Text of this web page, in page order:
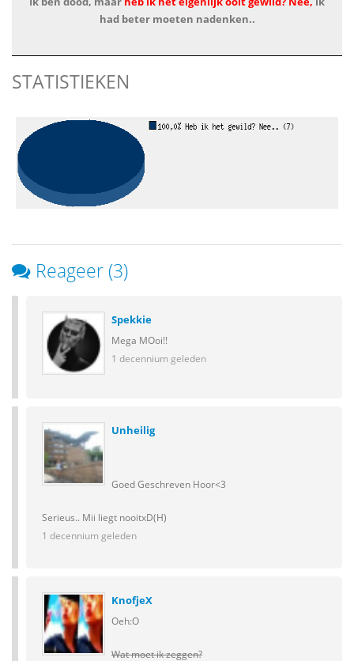
had beter moeten nadenken..
STATISTIEKEN
Reageer (3)
Spekkie
Mega MOoi!!
1 decennium geleden
Unheilig
Goed Geschreven Hoor<3
Serieus.. Mii liegt nooitxD(H)
1 decennium geleden
KnofjeX
Oeh:O
Wat moet ik zeggen?